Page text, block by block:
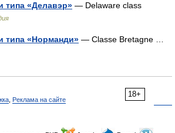
типа «Делавэр» — Delaware class
типа «Норманди» — Classe Bretagne …
18+
Реклама на сайте